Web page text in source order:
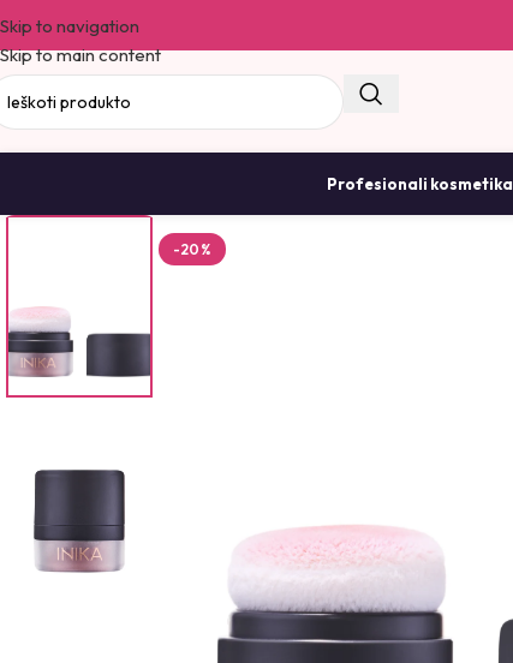
Skip to navigation
Skip to main content
Profesionali kosmetika
-20%